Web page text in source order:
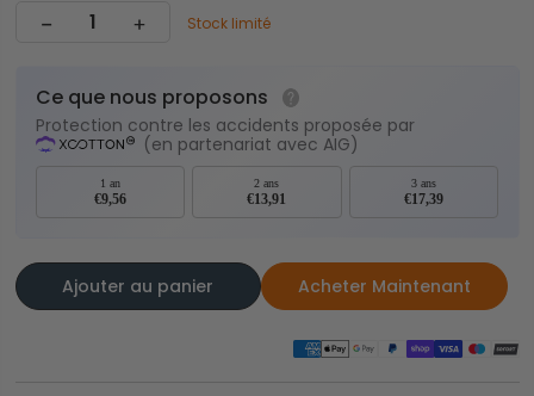
Stock limité
Ce que nous proposons
Protection contre les accidents proposée par
(en partenariat avec AIG)
1 an
€9,56
2 ans
€13,91
3 ans
€17,39
Ajouter au panier Acheter Maintenant